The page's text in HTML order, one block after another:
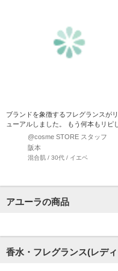
ブランドを象徴するフレグランスが
ューアルしました。 もう何本もリピ
いますが以前のものより…
@cosme STORE スタッフ
阪本
混合肌 / 30代 / イエベ
アユーラの商品
香水・フレグランス(レデ